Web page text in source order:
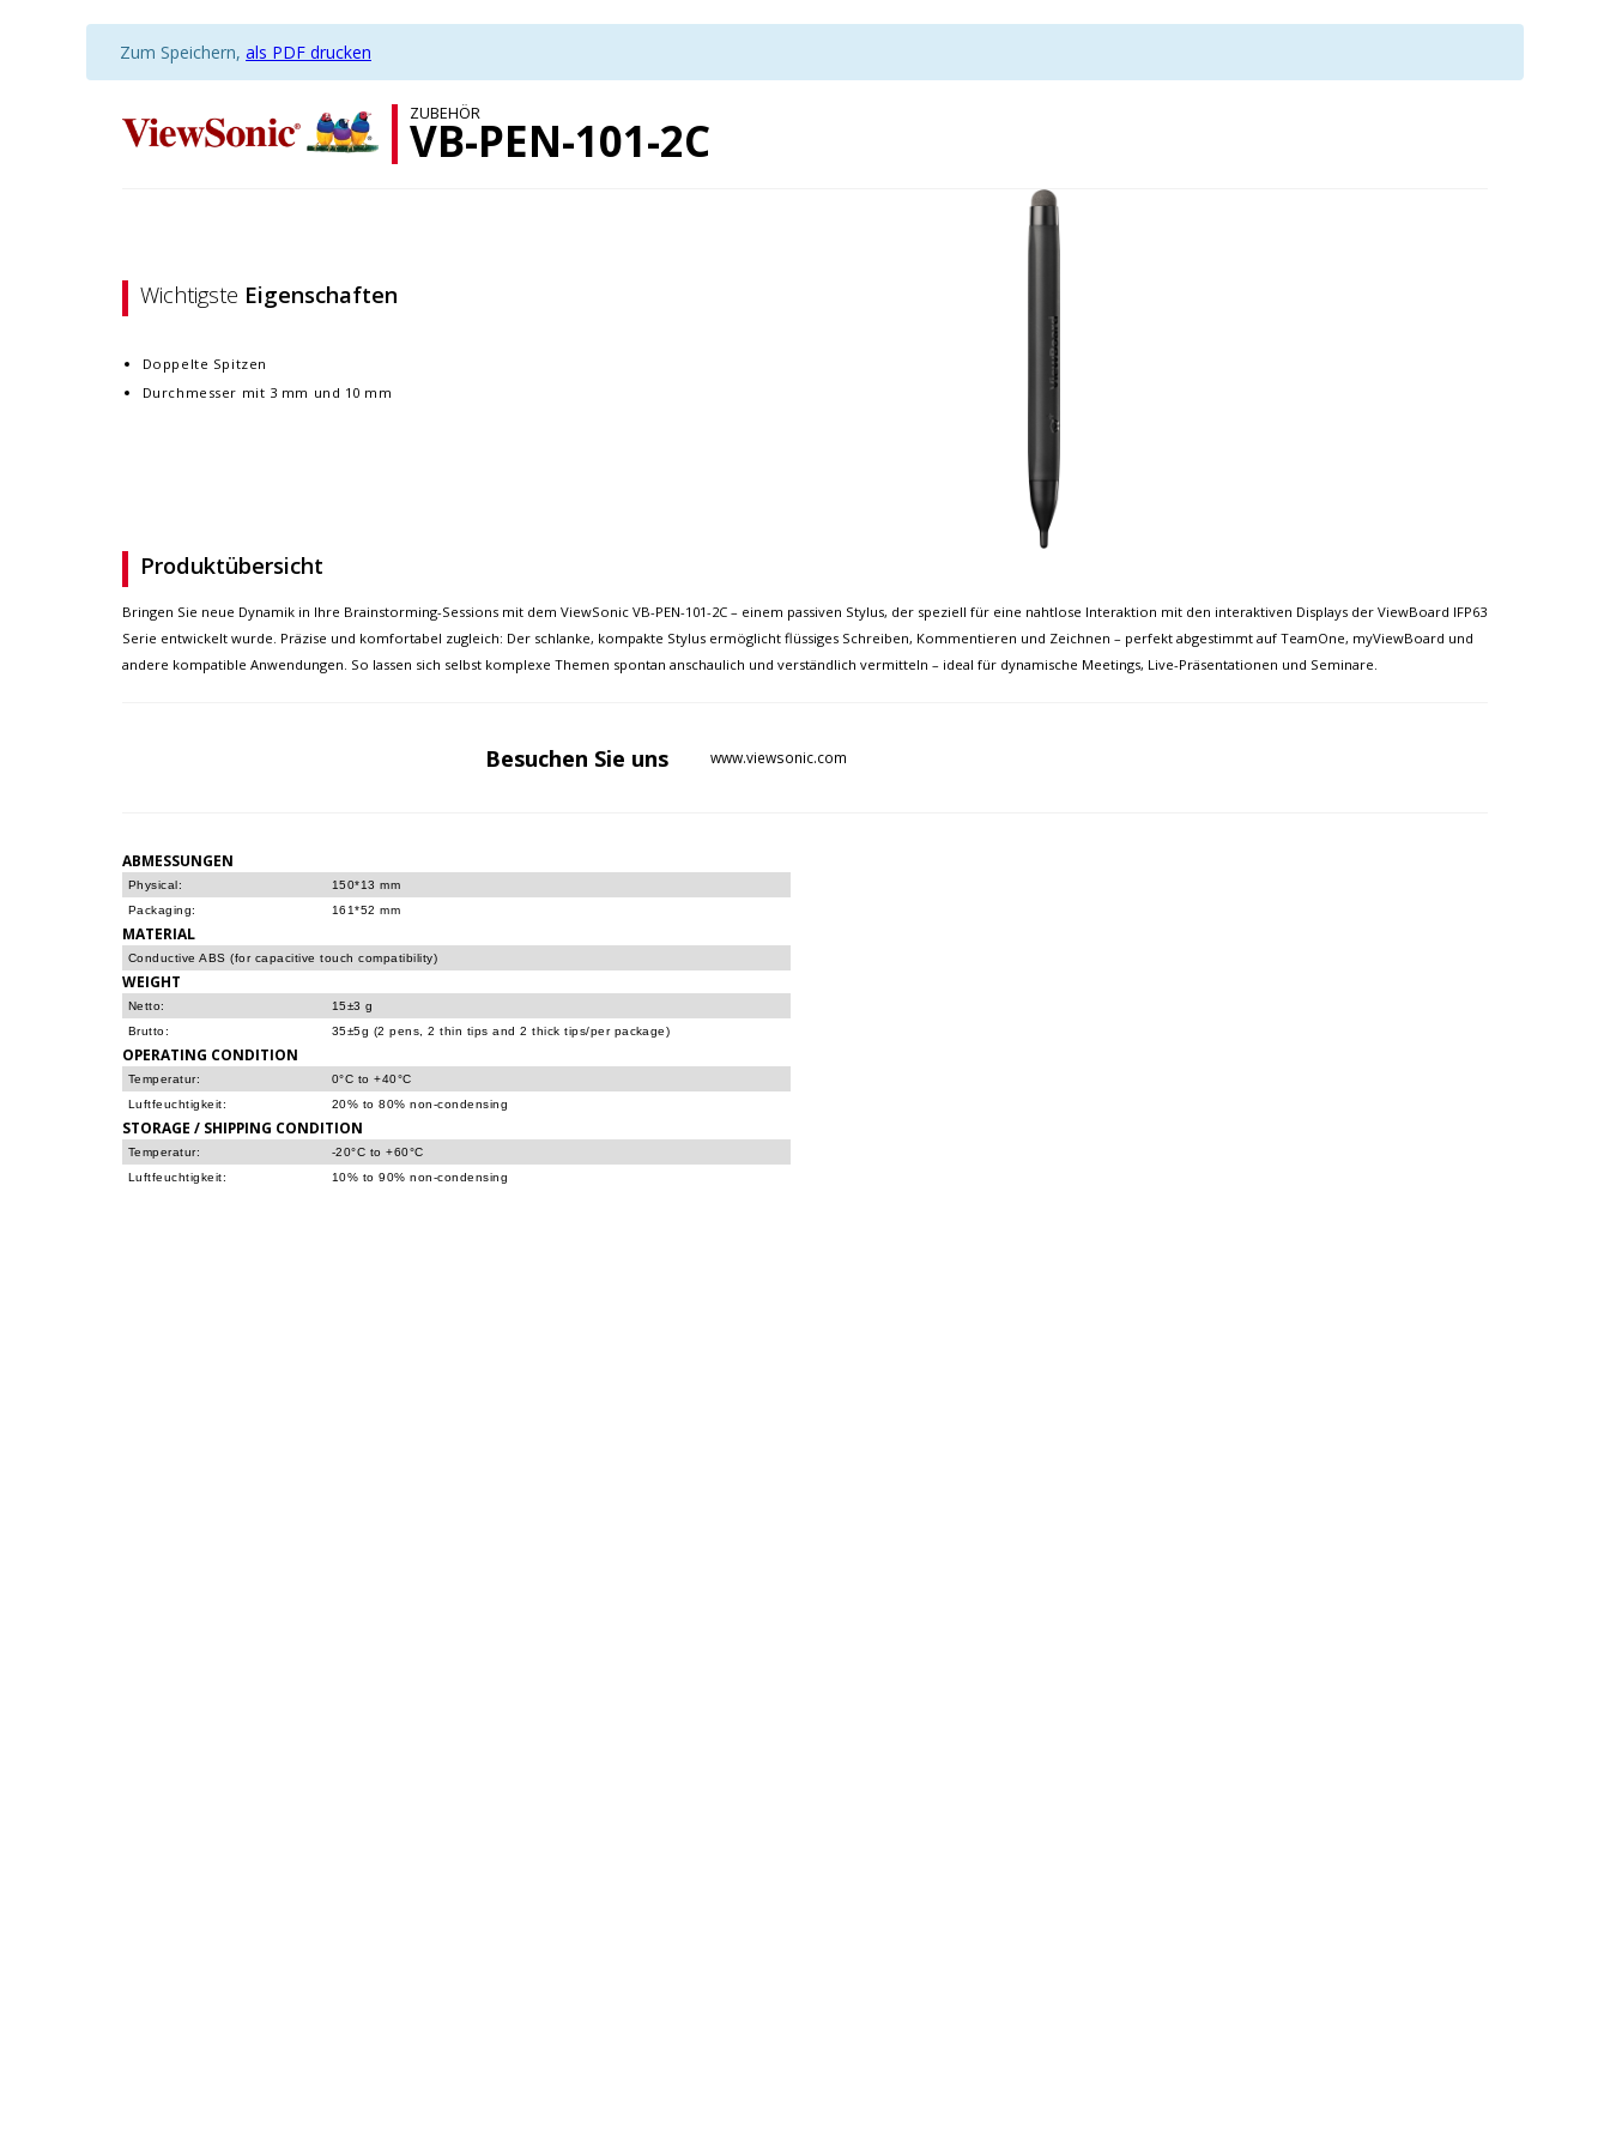
Zum Speichern, als PDF drucken
ZUBEHÖR
VB-PEN-101-2C
Wichtigste Eigenschaften
Doppelte Spitzen
Durchmesser mit 3 mm und 10 mm
Produktübersicht
Bringen Sie neue Dynamik in Ihre Brainstorming-Sessions mit dem ViewSonic VB-PEN-101-2C – einem passiven Stylus, der speziell für eine nahtlose Interaktion mit den interaktiven Displays der ViewBoard IFP63
Serie entwickelt wurde. Präzise und komfortabel zugleich: Der schlanke, kompakte Stylus ermöglicht flüssiges Schreiben, Kommentieren und Zeichnen – perfekt abgestimmt auf TeamOne, myViewBoard und
andere kompatible Anwendungen. So lassen sich selbst komplexe Themen spontan anschaulich und verständlich vermitteln – ideal für dynamische Meetings, Live-Präsentationen und Seminare.
Besuchen Sie uns www.viewsonic.com
ABMESSUNGEN
Physical:
150*13 mm
Packaging:
161*52 mm
MATERIAL
Conductive ABS (for capacitive touch compatibility)
WEIGHT
Netto:
15±3 g
Brutto:
35±5g (2 pens, 2 thin tips and 2 thick tips/per package)
OPERATING CONDITION
Temperatur:
0°C to +40°C
Luftfeuchtigkeit:
20% to 80% non-condensing
STORAGE / SHIPPING CONDITION
Temperatur:
-20°C to +60°C
Luftfeuchtigkeit:
10% to 90% non-condensing